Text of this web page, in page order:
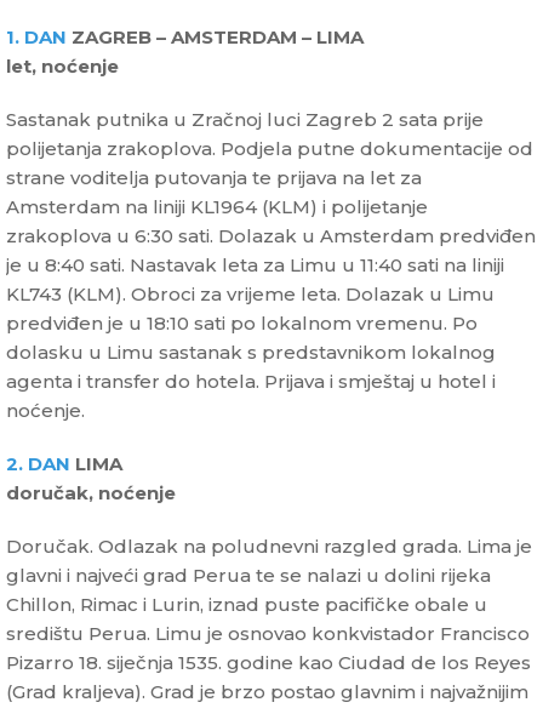
1. DAN ZAGREB – AMSTERDAM – LIMA
let, noćenje
Sastanak putnika u Zračnoj luci Zagreb 2 sata prije
polijetanja zrakoplova. Podjela putne dokumentacije od
strane voditelja putovanja te prijava na let za
Amsterdam na liniji KL1964 (KLM) i polijetanje
zrakoplova u 6:30 sati. Dolazak u Amsterdam predviđen
je u 8:40 sati. Nastavak leta za Limu u 11:40 sati na liniji
KL743 (KLM). Obroci za vrijeme leta. Dolazak u Limu
predviđen je u 18:10 sati po lokalnom vremenu. Po
dolasku u Limu sastanak s predstavnikom lokalnog
agenta i transfer do hotela. Prijava i smještaj u hotel i
noćenje.
2. DAN LIMA
doručak, noćenje
Doručak. Odlazak na poludnevni razgled grada. Lima je
glavni i najveći grad Perua te se nalazi u dolini rijeka
Chillon, Rimac i Lurin, iznad puste pacifičke obale u
središtu Perua. Limu je osnovao konkvistador Francisco
Pizarro 18. siječnja 1535. godine kao Ciudad de los Reyes
(Grad kraljeva). Grad je brzo postao glavnim i najvažnijim